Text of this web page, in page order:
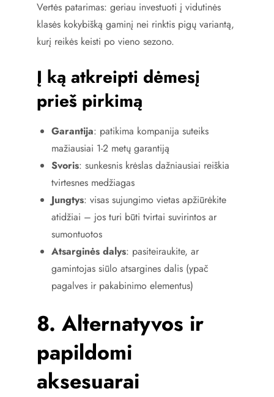
Vertės patarimas: geriau investuoti į vidutinės
klasės kokybišką gaminį nei rinktis pigų variantą,
kurį reikės keisti po vieno sezono.
Į ką atkreipti dėmesį
prieš pirkimą
Garantija: patikima kompanija suteiks
mažiausiai 1-2 metų garantiją
Svoris: sunkesnis krėslas dažniausiai reiškia
tvirtesnes medžiagas
Jungtys: visas sujungimo vietas apžiūrėkite
atidžiai – jos turi būti tvirtai suvirintos ar
sumontuotos
Atsarginės dalys: pasiteiraukite, ar
gamintojas siūlo atsargines dalis (ypač
pagalves ir pakabinimo elementus)
8. Alternatyvos ir
papildomi
aksesuarai